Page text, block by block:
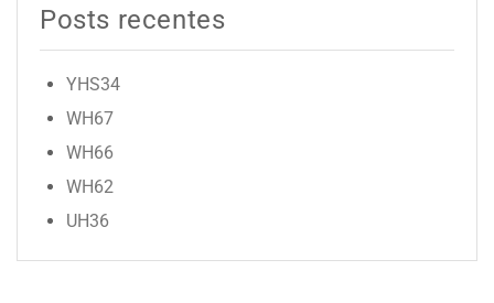
Posts recentes
YHS34
WH67
WH66
WH62
UH36